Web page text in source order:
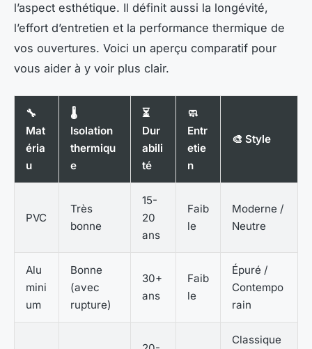
l’aspect esthétique. Il définit aussi la longévité,
l’effort d’entretien et la performance thermique de
vos ouvertures. Voici un aperçu comparatif pour
vous aider à y voir plus clair.
🔧
Mat
éria
u
🌡️
Isolation
thermiqu
e
⏳
Dur
abili
té
🧼
Entr
etie
n
🎨 Style
PVC
Très
bonne
15-
20
ans
Faib
le
Moderne /
Neutre
Alu
mini
um
Bonne
(avec
rupture)
30+
ans
Faib
le
Épuré /
Contempo
rain
Classique